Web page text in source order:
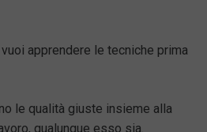
apprendere le tecniche prima
le qualità giuste insieme alla
qualunque esso sia.